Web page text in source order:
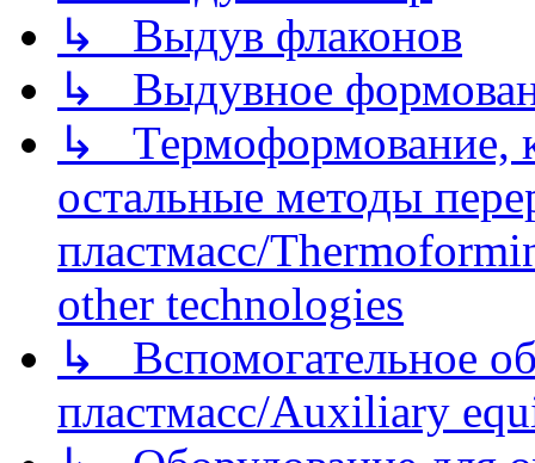
↳ Выдув флаконов
↳ Выдувное
↳ Термоформование,
остальные методы
пластмасс/
other technologies
↳ Вспомогательное
пластмасс/Auxiliary